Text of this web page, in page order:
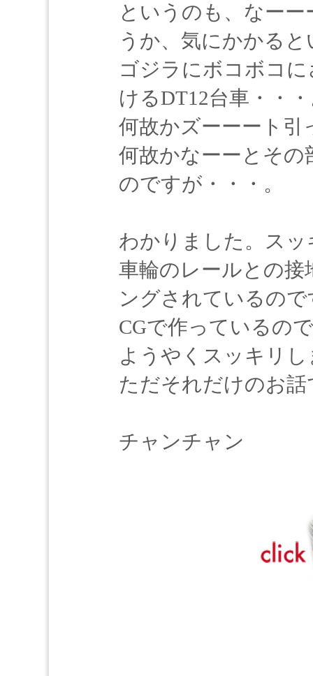
というのも、なー
うか、気にかかる
ゴジラにボコボコ
けるDT12台車・・
何故かズーーート
何故かなーーとその
のですが・・・。
わかりました。ス
車輪のレールとの
ングされているので
CGで作っているの
ようやくスッキリ
ただそれだけのお
チャンチャン